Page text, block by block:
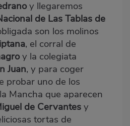
y llegaremos
de Las Tablas de
son los molinos
, el corral de
y la colegiata
Juan, y para coger
probar uno de los
Mancha que aparecen
de Cervantesy
tortas de